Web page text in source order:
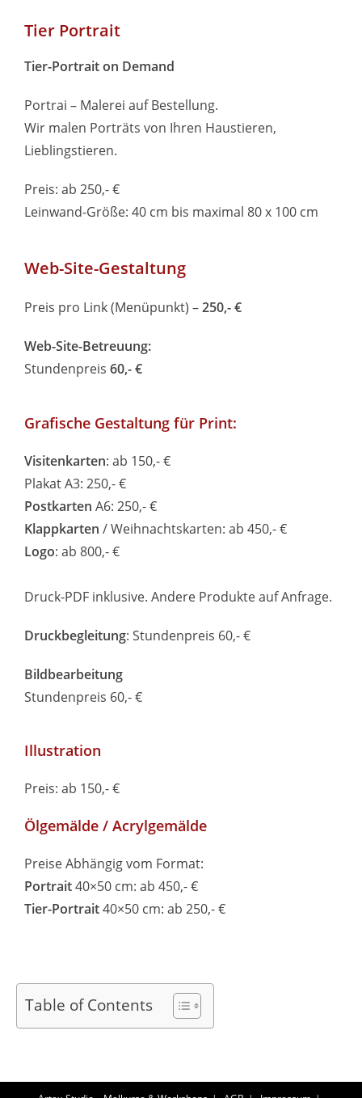
Tier Portrait
Tier-Portrait on Demand
Portrai – Malerei auf Bestellung.
Wir malen Porträts von Ihren Haustieren,
Lieblingstieren.
Preis: ab 250,- €
Leinwand-Größe: 40 cm bis maximal 80 x 100 cm
Web-Site-Gestaltung
Preis pro Link (Menüpunkt) –250,- €
Web-Site-Betreuung:
Stundenpreis 60,- €
Grafische Gestaltung für Print:
Visitenkarten: ab 150,- €
Plakat A3: 250,- €
Postkarten A6: 250,- €
Klappkarten / Weihnachtskarten: ab 450,- €
Logo: ab 800,- €
Druck-PDF inklusive. Andere Produkte auf Anfrage.
Druckbegleitung: Stundenpreis 60,- €
Bildbearbeitung
Stundenpreis 60,- €
Illustration
Preis: ab 150,- €
Ölgemälde / Acrylgemälde
Preise Abhängig vom Format:
Portrait40×50 cm: ab 450,- €
Tier-Portrait40×50 cm: ab 250,- €
Table of Contents